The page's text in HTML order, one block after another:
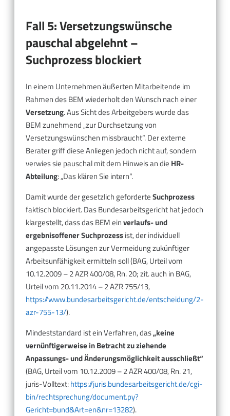
Fall 5: Versetzungswünsche
pauschal abgelehnt –
Suchprozess blockiert
In einem Unternehmen äußerten Mitarbeitende im
Rahmen des BEM wiederholt den Wunsch nach einer
Versetzung. Aus Sicht des Arbeitgebers wurde das
BEM zunehmend „zur Durchsetzung von
Versetzungswünschen missbraucht“. Der externe
Berater griff diese Anliegen jedoch nicht auf, sondern
verwies sie pauschal mit dem Hinweis an die HR-
Abteilung: „Das klären Sie intern“.
Damit wurde der gesetzlich geforderteSuchprozess
faktisch blockiert. Das Bundesarbeitsgericht hat jedoch
klargestellt, dass das BEM einverlaufs- und
ergebnisoffener Suchprozessist, der individuell
angepasste Lösungen zur Vermeidung zukünftiger
Arbeitsunfähigkeit ermitteln soll (BAG, Urteil vom
10.12.2009 – 2 AZR 400/08, Rn. 20; zit. auch in BAG,
Urteil vom 20.11.2014 – 2 AZR 755/13,
https://www.bundesarbeitsgericht.de/entscheidung/2-
azr-755-13/).
Mindeststandard ist ein Verfahren, das„keine
vernünftigerweise in Betracht zu ziehende
Anpassungs- und Änderungsmöglichkeit ausschließt“
(BAG, Urteil vom 10.12.2009 – 2 AZR 400/08, Rn. 21,
juris-Volltext:https://juris.bundesarbeitsgericht.de/cgi-
bin/rechtsprechung/document.py?
Gericht=bund&Art=en&nr=13282).